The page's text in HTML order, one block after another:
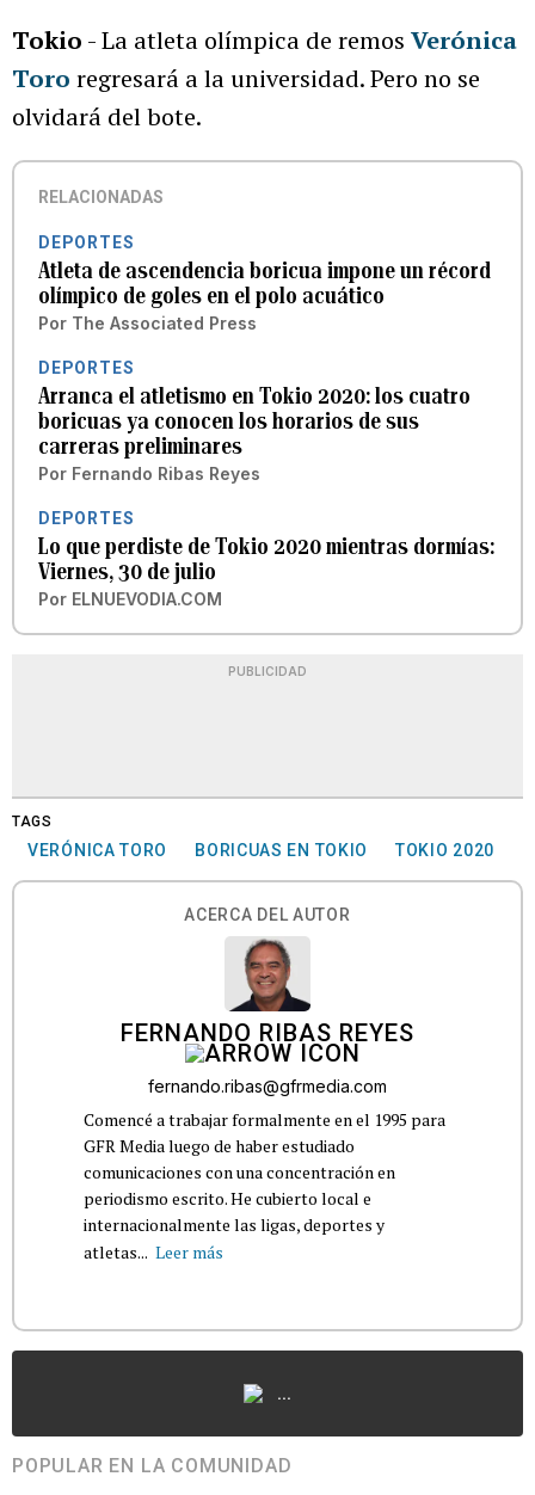
Tokio - La atleta olímpica de remos Verónica
Toro regresará a la universidad. Pero no se
olvidará del bote.
RELACIONADAS
DEPORTES
Atleta de ascendencia boricua impone un récord
olímpico de goles en el polo acuático
Por The Associated Press
DEPORTES
Arranca el atletismo en Tokio 2020: los cuatro
boricuas ya conocen los horarios de sus
carreras preliminares
Por Fernando Ribas Reyes
DEPORTES
Lo que perdiste de Tokio 2020 mientras dormías:
Viernes, 30 de julio
Por ELNUEVODIA.COM
PUBLICIDAD
TAGS
VERÓNICA TORO BORICUAS EN TOKIO TOKIO 2020
ACERCA DEL AUTOR
FERNANDO RIBAS REYES
fernando.ribas@gfrmedia.com
Comencé a trabajar formalmente en el 1995 para
GFR Media luego de haber estudiado
comunicaciones con una concentración en
periodismo escrito. He cubierto local e
internacionalmente las ligas, deportes y
atletas... Leer más
...
POPULAR EN LA COMUNIDAD